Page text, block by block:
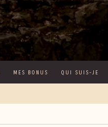
MES BONUS QUI SUIS-JE